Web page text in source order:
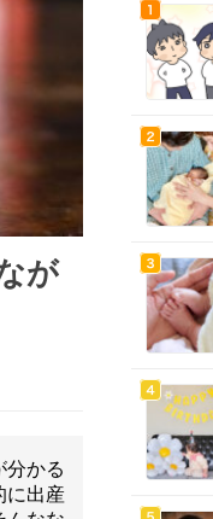
が
分かる
に出産